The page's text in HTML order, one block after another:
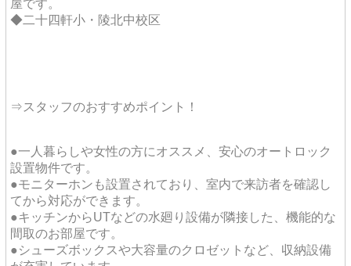
屋です。
◆二十四軒小・陵北中校区
⇒スタッフのおすすめポイント！
●一人暮らしや女性の方にオススメ、安心のオートロック
設置物件です。
●モニターホンも設置されており、室内で来訪者を確認し
てから対応ができます。
●キッチンからUTなどの水廻り設備が隣接した、機能的な
間取のお部屋です。
●シューズボックスや大容量のクロゼットなど、収納設備